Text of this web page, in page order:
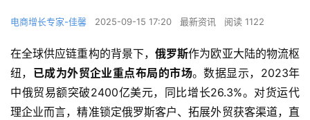
电商增长专家-佳馨 2025-09-15 17:20 最新资讯 阅读 1122
在全球供应链重构的背景下，俄罗斯作为欧亚大陆的物流枢
纽， 已成为外贸企业重点布局的市场。数据显示，2023年
中俄贸易额突破2400亿美元，同比增长26.3%。对货运代
理企业而言，精准锁定俄罗斯客户、拓展外贸获客渠道，直